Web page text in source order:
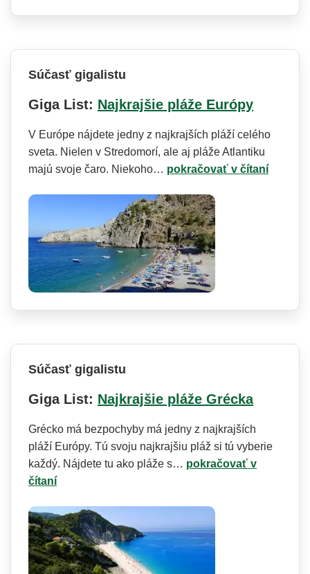
Súčasť gigalistu
Giga List: Najkrajšie pláže Európy
V Európe nájdete jedny z najkrajších pláží celého
sveta. Nielen v Stredomorí, ale aj pláže Atlantiku
majú svoje čaro. Niekoho… pokračovať v čítaní
Súčasť gigalistu
Giga List: Najkrajšie pláže Grécka
Grécko má bezpochyby má jedny z najkrajších
pláží Európy. Tú svoju najkrajšiu pláž si tú vyberie
každý. Nájdete tu ako pláže s… pokračovať v
čítaní